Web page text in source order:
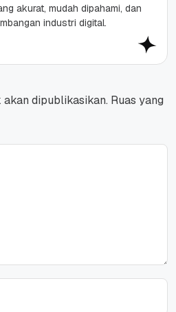
akurat, mudah dipahami, dan
industri digital.
dipublikasikan. Ruas yang